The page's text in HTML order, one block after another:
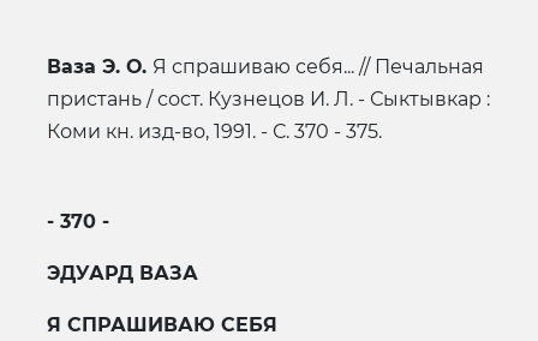
Ваза Э. О. Я спрашиваю себя... // Печальная
пристань / сост. Кузнецов И. Л. - Сыктывкар :
Коми кн. изд-во, 1991. - С. 370 - 375.
- 370 -
ЭДУАРД ВАЗА
Я СПРАШИВАЮ СЕБЯ